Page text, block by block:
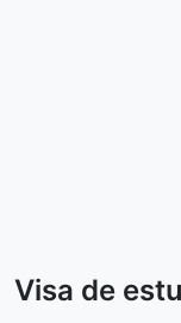
Visa de